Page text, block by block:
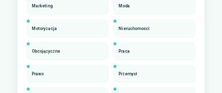
Marketing Moda
Motoryzacja Nieruchomości
Obcojęzyczne Praca
Prawo Przemysł